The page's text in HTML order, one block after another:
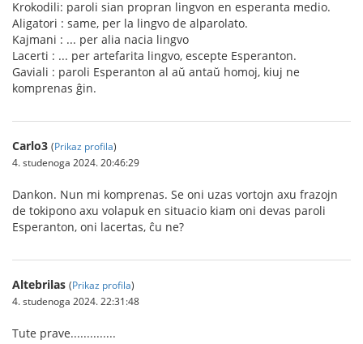
Krokodili: paroli sian propran lingvon en esperanta medio.
Aligatori : same, per la lingvo de alparolato.
Kajmani : ... per alia nacia lingvo
Lacerti : ... per artefarita lingvo, escepte Esperanton.
Gaviali : paroli Esperanton al aŭ antaŭ homoj, kiuj ne
komprenas ĝin.
Carlo3 (Prikaz profila)
4. studenoga 2024. 20:46:29
Dankon. Nun mi komprenas. Se oni uzas vortojn axu frazojn
de tokipono axu volapuk en situacio kiam oni devas paroli
Esperanton, oni lacertas, ĉu ne?
Altebrilas (Prikaz profila)
4. studenoga 2024. 22:31:48
Tute prave..............